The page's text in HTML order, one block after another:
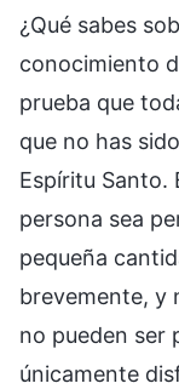
¿Qué sabes
conocimiento
prueba que
que no has
Espíritu Santo.
persona sea
pequeña
brevemente, y
no pueden ser
únicamente